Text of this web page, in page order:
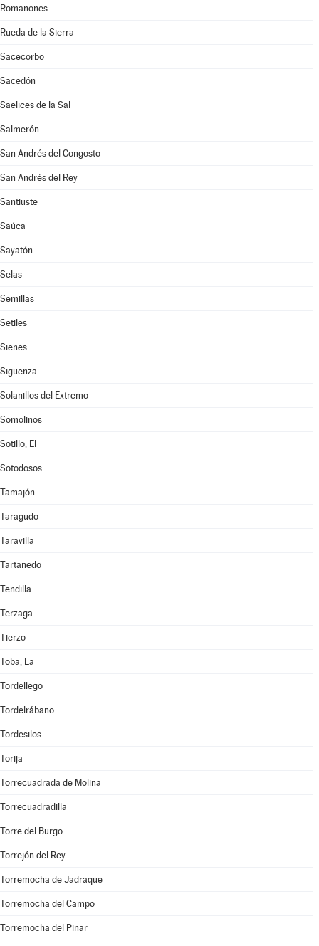
Romanones
Rueda de la Sierra
Sacecorbo
Sacedón
Saelices de la Sal
Salmerón
San Andrés del Congosto
San Andrés del Rey
Santiuste
Saúca
Sayatón
Selas
Semillas
Setiles
Sienes
Sigüenza
Solanillos del Extremo
Somolinos
Sotillo, El
Sotodosos
Tamajón
Taragudo
Taravilla
Tartanedo
Tendilla
Terzaga
Tierzo
Toba, La
Tordellego
Tordelrábano
Tordesilos
Torija
Torrecuadrada de Molina
Torrecuadradilla
Torre del Burgo
Torrejón del Rey
Torremocha de Jadraque
Torremocha del Campo
Torremocha del Pinar